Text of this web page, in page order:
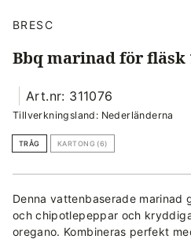
BRESC
Bbq marinad för fläsk
Art.nr: 311076
Tillverkningsland: Nederländerna
TRÅG KARTONG (6)
Denna vattenbaserade marinad
och chipotlepeppar och
oregano. Kombineras perfekt